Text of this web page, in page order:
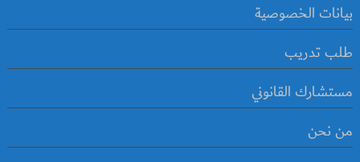
بيانات الخصوصية
طلب تدريب
مستشارك القانوني
من نحن